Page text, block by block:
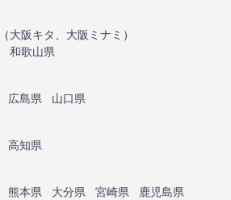
（大阪キタ 大阪ミナミ ）
和歌山県
広島県
山口県
高知県
熊本県 大分県 宮崎県
鹿児島県